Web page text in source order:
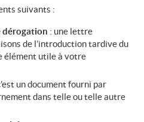
suivants :
dérogation : une lettre
de l’introduction tardive du
élément utile à votre
un document fourni par
dans telle ou telle autre